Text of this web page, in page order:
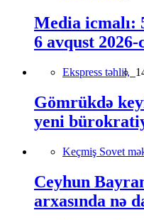
Media icmalı:
6 avqust 2026-
Ekspress təhlil,
Gömrükdə
yeni
Keçmiş Sovet
Ceyhun
arxasında nə